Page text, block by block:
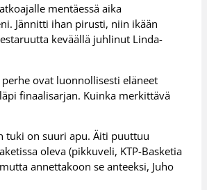
mentäessä aika
Jännitti ihan pirusti, niin ikään
keväällä juhlinut Linda-
ovat luonnollisesti eläneet
finaalisarjan. Kuinka merkittävä
tuki on suuri apu. Äiti puuttuu
oleva (pikkuveli, KTP-Basketia
annettakoon se anteeksi, Juho